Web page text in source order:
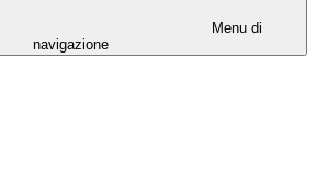
Menu di
navigazione